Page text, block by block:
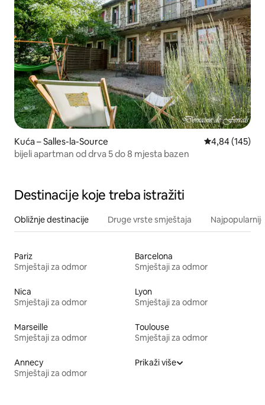
Kuća – Salles-la-Source Prosječna
4,84 (145)
bijeli apartman od drva 5 do 8 mjesta bazen
Destinacije koje treba istražiti
Obližnje destinacije Druge vrste smještaja
Pariz
Smještaji za odmor
Barcelona
Smještaji za odmor
Nica
Smještaji za odmor
Lyon
Smještaji za odmor
Marseille
Smještaji za odmor
Toulouse
Smještaji za odmor
Annecy
Smještaji za odmor
Prikaži više